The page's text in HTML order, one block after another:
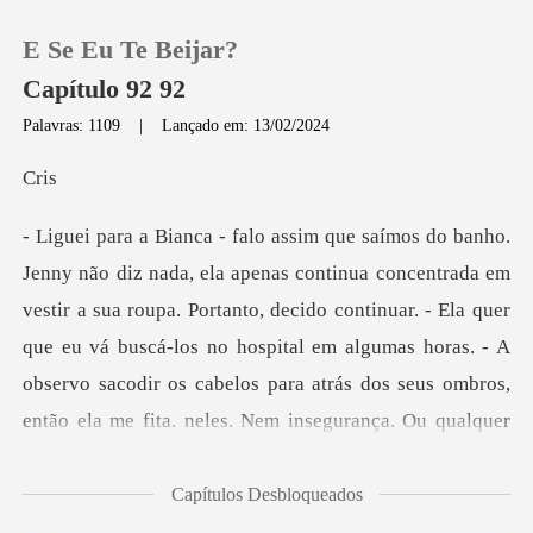
Loja
Histórico
Sair
E Se Eu Te Beijar?
Capítulo 92 92
Palavras: 1109 |Lançado em: 13/02/2024
r
tir a sua roupa. Portanto, decido continuar. - Ela quer
que eu vá buscá-los no hospital em algumas horas. - A
obser
Capítulos Desbloqueados